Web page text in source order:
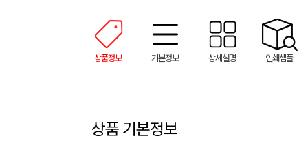
상품정보 기본정보 상세설명 인쇄샘플
상품 기본정보